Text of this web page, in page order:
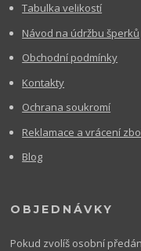
Tabulka velikostí
Návod na údržbu šperků
Obchodní podmínky
Kontakty
Ochrana soukromí
Reklamace a vrácení
Blog
OBJEDNÁVKY
Pokud zvolíš osobní